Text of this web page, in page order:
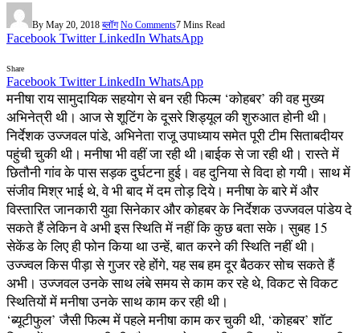
By May 20, 2018 ब्लॉग No Comments7 Mins Read
Facebook Twitter LinkedIn WhatsApp
Share
Facebook Twitter LinkedIn WhatsApp
मनीषा राय सामुदायिक सहयोग से बन रही फिल्म ‘कोहबर’ की वह मुख्य
अभिनेत्री थी। आज से शूटिंग के दूसरे शिड्यूल की शुरुआत होनी थी।
निर्देशक उज्जवल पांडे, अभिनेता राजू उपाध्याय समेत पूरी टीम सिताबदीयर
पहुंची चुकी थी। मनीषा भी वहीं जा रही थी।बाईक से जा रही थी। रास्ते में
छितौनी गांव के पास सड़क दुर्घटना हुई। वह दुनिया से विदा हो गयी। साथ में
संजीव मिश्र भाई थे, वे भी बाद में दम तोड़ दिये। मनीषा के बारे में और
विस्तारित जानकारी युवा सिनेकार और कोहबर के निर्देशक उज्जवल पांडेय दे
सकते हैं लेकिन वे अभी इस स्थिति में नहीं कि कुछ बता सके। सुबह 15
सेकेंड के लिए ही फोन किया था उन्हें, बात करने की स्थिति नहीं थी।
उज्ज्वल किस पीड़ा से गुजर रहे होंगे, यह सब हम दूर बैठकर सोच सकते हैं
अभी। उज्जवल उनके साथ लंबे समय से काम कर रहे थे, विकट से विकट
स्थितियों में मनीषा उनके साथ काम कर रही थी।
‘ब्यूटीफुल’ जैसी फिल्म में पहले मनीषा काम कर चुकी थी, ‘कोहबर’ शॉट